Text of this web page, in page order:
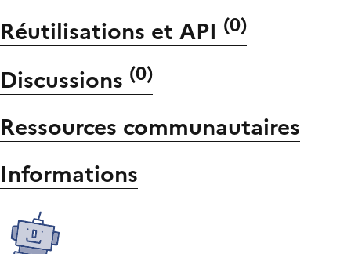
Réutilisations et API (0)
Discussions (0)
Ressources communautaires
Informations